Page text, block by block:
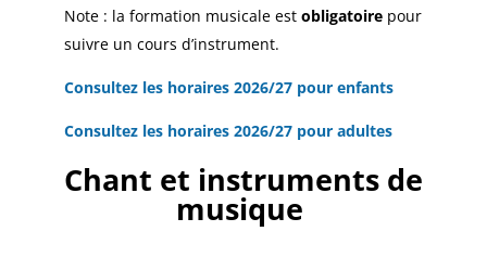
Note : la formation musicale est obligatoirepour
suivre un cours d’instrument.
Consultez les horaires 2026/27 pour enfants
Consultez les horaires 2026/27 pour adultes
Chant et instruments de
musique